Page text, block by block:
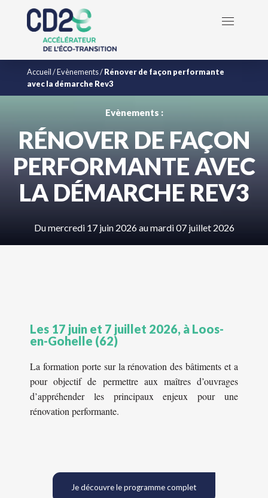
Accueil/Evènements/Rénover de façon performante
avec la démarche Rev3
Evènements :
RÉNOVER DE FAÇON
PERFORMANTE AVEC
LA DÉMARCHE REV3
Du mercredi 17 juin 2026 au mardi 07 juillet 2026
Les 17 juin et 7 juillet 2026, à Loos-
en-Gohelle (62)
La formation porte sur la rénovation des bâtiments et a
pour objectif de permettre aux maîtres d’ouvrages
d’appréhender les principaux enjeux pour une
rénovation performante.
Je découvre le programme complet